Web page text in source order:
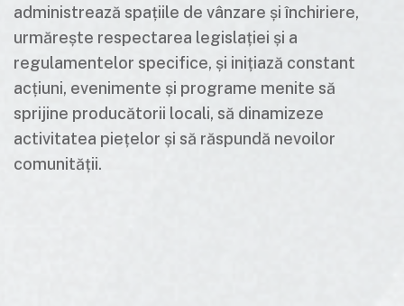
administrează spațiile de vânzare și închiriere,
urmărește respectarea legislației și a
regulamentelor specifice, și inițiază constant
acțiuni, evenimente și programe menite să
sprijine producătorii locali, să dinamizeze
activitatea piețelor și să răspundă nevoilor
comunității.